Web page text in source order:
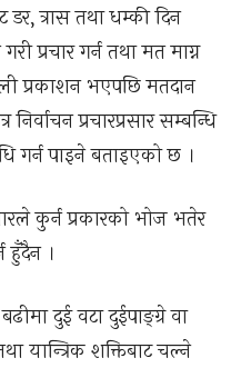
त्रास तथा धम्की दिन
प्रचार गर्न तथा मत माग्न
प्रकाशन भएपछि मतदान
प्रचारप्रसार सम्बन्धि
गर्न पाइने बताइएको छ ।
कुर्न प्रकारको भोज भतेर
हुँदैन ।
दुई वटा दुईपाङ्ग्रे वा
यान्त्रिक शक्तिबाट चल्ने